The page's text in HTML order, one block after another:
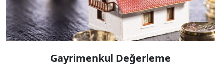
Gayrimenkul Değerleme